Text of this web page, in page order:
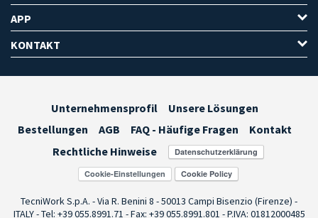
APP
KONTAKT
Unternehmensprofil
Unsere Lösungen
Bestellungen
AGB FAQ - Häufige Fragen
Kontakt
Rechtliche Hinweise
Cookie-Einstellungen
TecniWork S.p.A. - Via R. Benini 8 - 50013 Campi Bisenzio (Firenze) -
ITALY - Tel: +39 055.8991.71 - Fax: +39 055.8991.801 - P.IVA: 01812000485